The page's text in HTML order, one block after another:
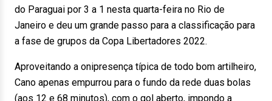
do Paraguai por 3 a 1 nesta quarta-feira no Rio de
Janeiro e deu um grande passo para a classificação para
a fase de grupos da Copa Libertadores 2022.
Aproveitando a onipresença típica de todo bom artilheiro,
Cano apenas empurrou para o fundo da rede duas bolas
(aos 12 e 68 minutos), com o gol aberto, impondo a